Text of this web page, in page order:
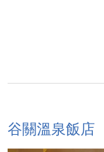
谷關溫泉飯店